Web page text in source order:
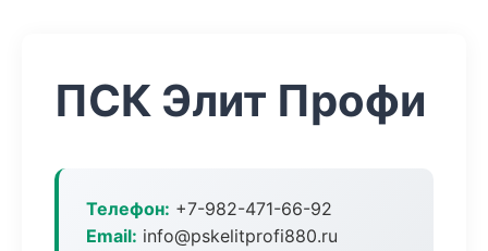
ПСК Элит Профи
Телефон: +7-982-471-66-92
Email: info@pskelitprofi880.ru